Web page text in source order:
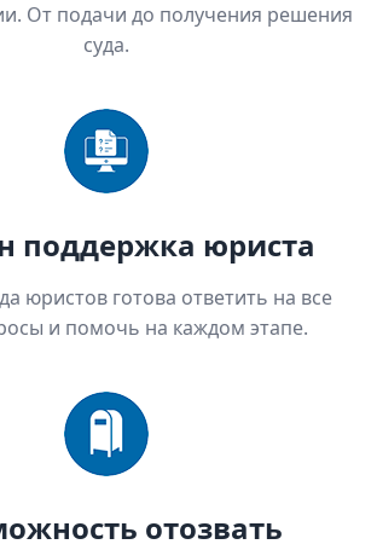
От подачи до получения решения
суда.
поддержка юриста
юристов готова ответить на все
и помочь на каждом этапе.
отозвать